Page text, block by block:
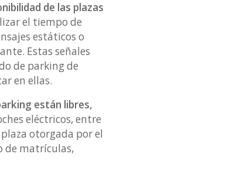
de las plazas
el tiempo de
estáticos o
Estas señales
de parking de
en ellas.
están libres,
eléctricos, entre
otorgada por el
de matrículas,